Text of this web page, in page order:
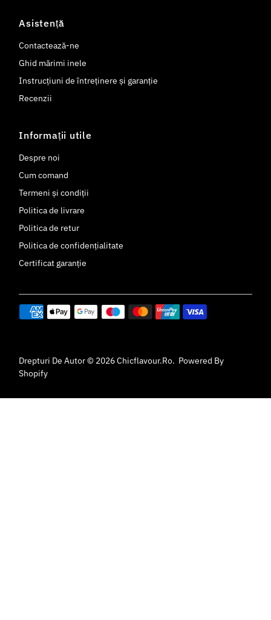
Asistență
Contactează-ne
Ghid mărimi inele
Instrucțiuni de întreținere și garanție
Recenzii
Informații utile
Despre noi
Cum comand
Termeni și condiții
Politica de livrare
Politica de retur
Politica de confidențialitate
Certificat garanție
Drepturi De Autor © 2026Chicflavour.ro. Powered By
Shopify